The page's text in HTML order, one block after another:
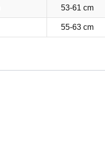
53-61 cm
55-63 cm